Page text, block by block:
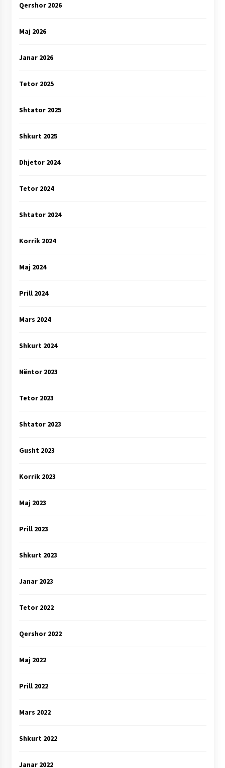
Qershor 2026
Maj 2026
Janar 2026
Tetor 2025
Shtator 2025
Shkurt 2025
Dhjetor 2024
Tetor 2024
Shtator 2024
Korrik 2024
Maj 2024
Prill 2024
Mars 2024
Shkurt 2024
Nëntor 2023
Tetor 2023
Shtator 2023
Gusht 2023
Korrik 2023
Maj 2023
Prill 2023
Shkurt 2023
Janar 2023
Tetor 2022
Qershor 2022
Maj 2022
Prill 2022
Mars 2022
Shkurt 2022
Janar 2022